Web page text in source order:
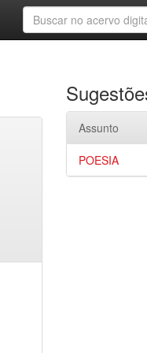
Assunto
POESIA